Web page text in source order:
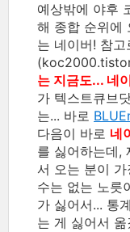
예상밖에 야후
해 종합 순위에
는 네이버! 참
는 지금도... 네
가 텍스트큐브
는... 바로
다음이 바로 네
를 싫어하는데,
서 오는 분이
수는 없는 노릇
가 싫어서... 통
는 게 싫어서 옮